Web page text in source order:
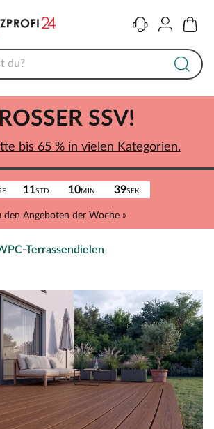
KontaktKonto
11STD. 10MIN. 39SEK.
den Angeboten der Woche »
SSV!
bis 65 % in vielen Kategorien.
Terrassendielen